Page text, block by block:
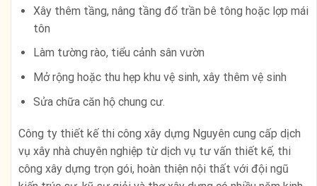
Xây thêm tầng, nâng tầng đổ trần bê tông hoặc lợp mái
tôn
Làm tường rào, tiểu cảnh sân vườn
Mở rộng hoặc thu hẹp khu vệ sinh, xây thêm vệ sinh
Sửa chữa căn hộ chung cư.
Công ty thiết kế thi công xây dựng Nguyên cung cấp dịch
vụ xây nhà chuyên nghiệp từ dịch vụ tư vấn thiết kế, thi
công xây dựng trọn gói, hoàn thiện nội thất với đội ngũ